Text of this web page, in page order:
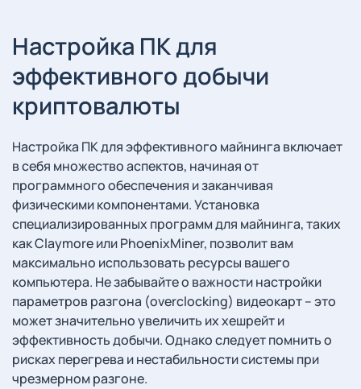
Настройка ПК для
эффективного добычи
криптовалюты
Настройка ПК для эффективного майнинга включает
в себя множество аспектов, начиная от
программного обеспечения и заканчивая
физическими компонентами. Установка
специализированных программ для майнинга, таких
как Claymore или PhoenixMiner, позволит вам
максимально использовать ресурсы вашего
компьютера. Не забывайте о важности настройки
параметров разгона (overclocking) видеокарт – это
может значительно увеличить их хешрейт и
эффективность добычи. Однако следует помнить о
рисках перегрева и нестабильности системы при
чрезмерном разгоне.